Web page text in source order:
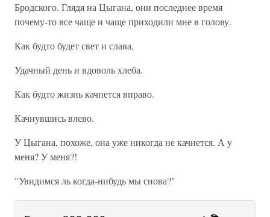
Бродского. Глядя на Цыгана, они последнее время
почему-то все чаще и чаще приходили мне в голову.
Как будто будет свет и слава,
Удачный день и вдоволь хлеба.
Как будто жизнь качнется вправо.
Качнувшись влево.
У Цыгана, похоже, она уже никогда не качнется. А у
меня? У меня?!
"Увидимся ль когда-нибудь мы снова?"